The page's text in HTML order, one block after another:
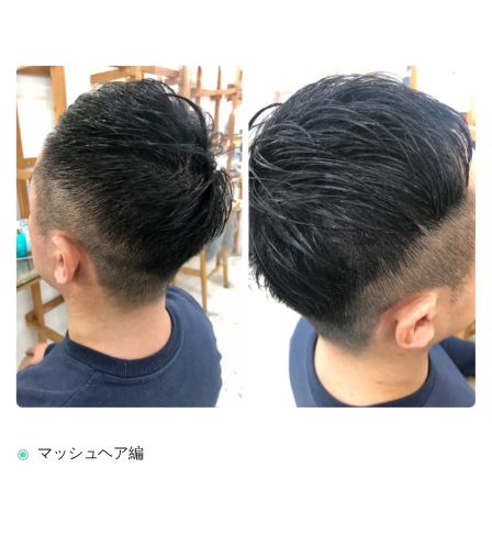
マッシュヘア編